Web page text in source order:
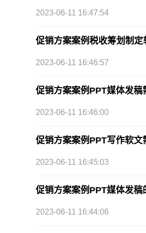
2023-06-11 16:47:54
促销方案案例税收筹划制定
2023-06-11 16:46:57
促销方案案例PPT媒体发稿
2023-06-11 16:46:00
促销方案案例PPT写作软文
2023-06-11 16:45:03
促销方案案例PPT媒体发稿
2023-06-11 16:44:06